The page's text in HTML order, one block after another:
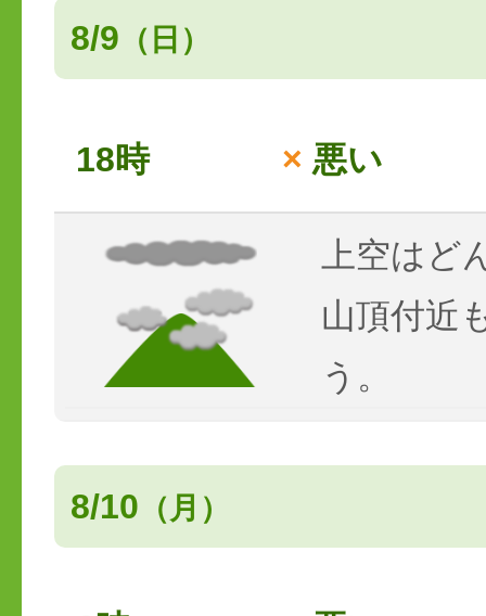
8/9 （日）
18時 × 悪い
上空はど
山頂付近
う。
8/10 （月）